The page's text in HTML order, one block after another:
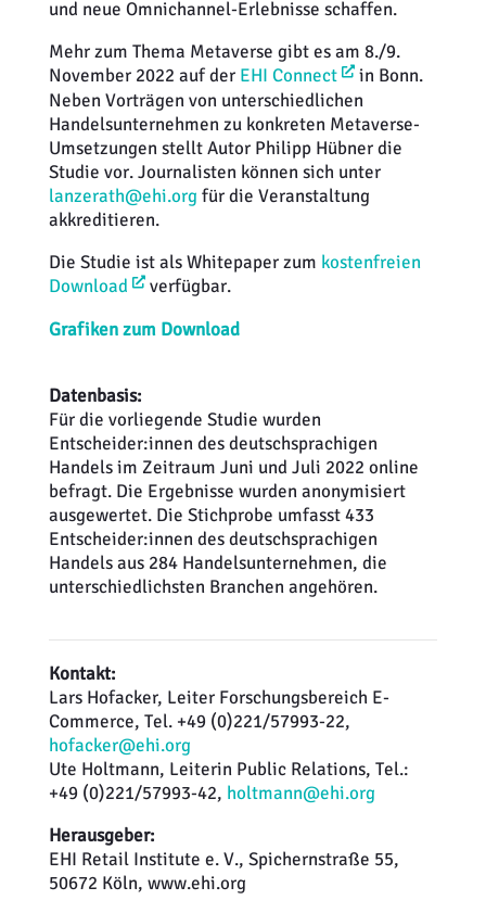
und neue Omnichannel-Erlebnisse schaffen.
Mehr zum Thema Metaverse gibt es am 8./9.
November 2022 auf der EHI Connect
in Bonn.
Neben Vorträgen von unterschiedlichen
Handelsunternehmen zu konkreten Metaverse-
Umsetzungen stellt Autor Philipp Hübner die
Studie vor. Journalisten können sich unter
lanzerath@ehi.org für die Veranstaltung
akkreditieren.
Die Studie ist als Whitepaper zum kostenfreien
Download
verfügbar.
Grafiken zum Download
Datenbasis:
Für die vorliegende Studie wurden
Entscheider:innen des deutschsprachigen
Handels im Zeitraum Juni und Juli 2022 online
befragt. Die Ergebnisse wurden anonymisiert
ausgewertet. Die Stichprobe umfasst 433
Entscheider:innen des deutschsprachigen
Handels aus 284 Handelsunternehmen, die
unterschiedlichsten Branchen angehören.
Kontakt:
Lars Hofacker, Leiter Forschungsbereich E-
Commerce, Tel. +49 (0)221/57993-22,
hofacker@ehi.org
Ute Holtmann, Leiterin Public Relations, Tel.:
+49 (0)221/57993-42, holtmann@ehi.org
Herausgeber:
EHI Retail Institute e. V., Spichernstraße 55,
50672 Köln, www.ehi.org